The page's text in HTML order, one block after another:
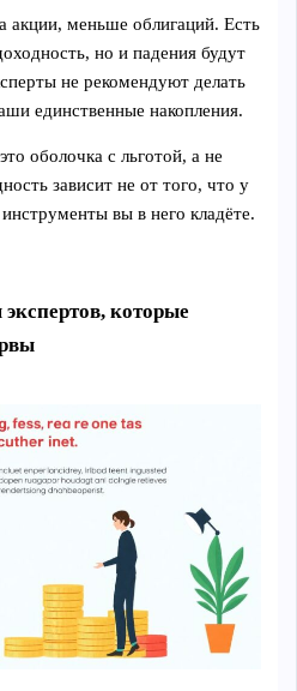
акции, меньше облигаций. Есть
но и падения будут
не рекомендуют делать
единственные накопления.
оболочка с льготой, а не
зависит не от того, что у
вы в него кладёте.
которые